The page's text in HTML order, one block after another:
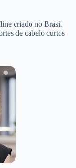
criado no Brasil
de cabelo curtos